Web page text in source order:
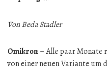
Von Beda Stadler
Omikron– Alle paar Monate
von einer neuen Variante um